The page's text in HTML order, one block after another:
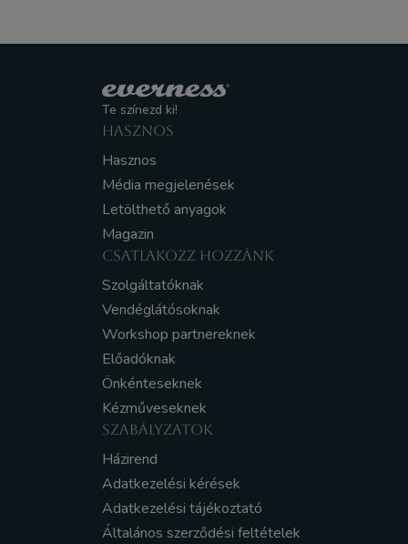
Te színezd ki!
HASZNOS
Hasznos
Média megjelenések
Letölthető anyagok
Magazin
CSATLAKOZZ HOZZÁNK
Szolgáltatóknak
Vendéglátósoknak
Workshop partnereknek
Előadóknak
Önkénteseknek
Kézműveseknek
SZABÁLYZATOK
Házirend
Adatkezelési kérések
Adatkezelési tájékoztató
Általános szerződési feltételek